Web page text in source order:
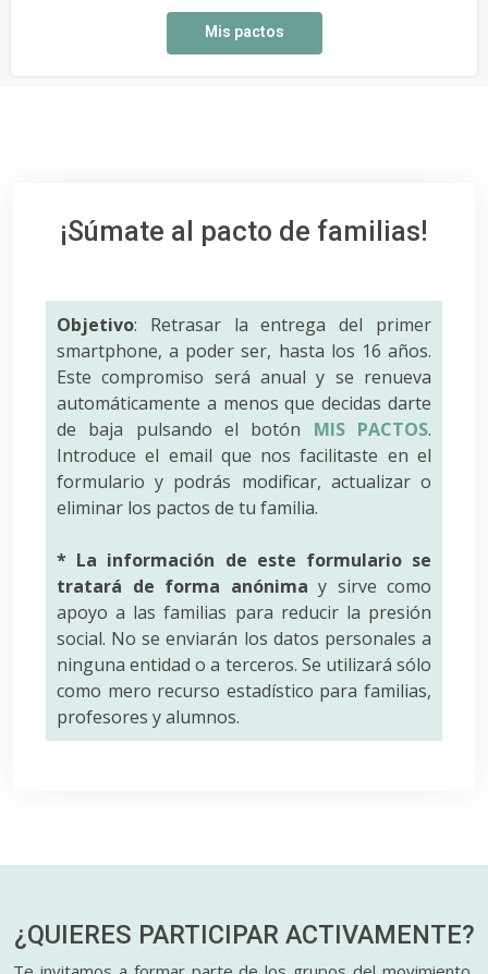
Mis pactos
¡Súmate al pacto de familias!
Objetivo: Retrasar la entrega del primer
smartphone, a poder ser, hasta los 16 años.
Este compromiso será anual y se renueva
automáticamente a menos que decidas darte
de baja pulsando el botón MIS PACTOS.
Introduce el email que nos facilitaste en el
formulario y podrás modificar, actualizar o
eliminar los pactos de tu familia.
* La información de este formulario se
tratará de forma anónima y sirve como
apoyo a las familias para reducir la presión
social. No se enviarán los datos personales a
ninguna entidad o a terceros. Se utilizará sólo
como mero recurso estadístico para familias,
profesores y alumnos.
¿QUIERES PARTICIPAR ACTIVAMENTE?